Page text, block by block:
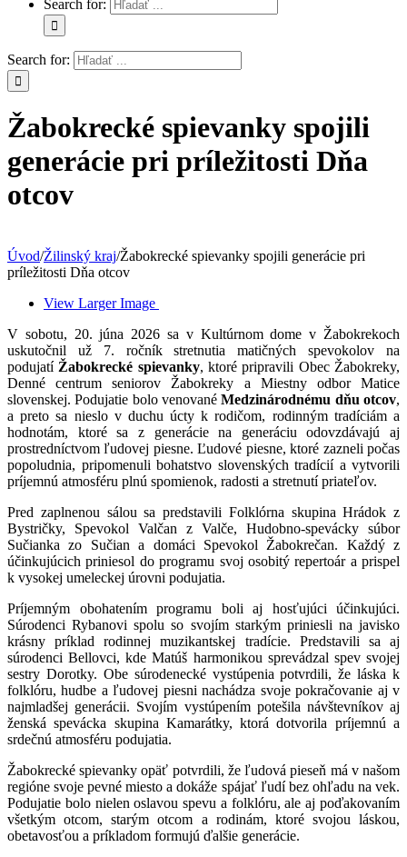
Search for:
Search for:
Žabokrecké spievanky spojili
generácie pri príležitosti Dňa
otcov
Úvod/Žilinský kraj/Žabokrecké spievanky spojili generácie pri
príležitosti Dňa otcov
View Larger Image
V sobotu, 20. júna 2026 sa v Kultúrnom dome v Žabokrekoch
uskutočnil už 7. ročník stretnutia matičných spevokolov na
podujatí Žabokrecké spievanky, ktoré pripravili Obec Žabokreky,
Denné centrum seniorov Žabokreky a Miestny odbor Matice
slovenskej. Podujatie bolo venovanéMedzinárodnému dňu otcov,
a preto sa nieslo v duchu úcty k rodičom, rodinným tradíciám a
hodnotám, ktoré sa z generácie na generáciu odovzdávajú aj
prostredníctvom ľudovej piesne. Ľudové piesne, ktoré zazneli počas
popoludnia, pripomenuli bohatstvo slovenských tradícií a vytvorili
príjemnú atmosféru plnú spomienok, radosti a stretnutí priateľov.
Pred zaplnenou sálou sa predstavili Folklórna skupina Hrádok z
Bystričky, Spevokol Valčan z Valče, Hudobno-spevácky súbor
Sučianka zo Sučian a domáci Spevokol Žabokrečan. Každý z
účinkujúcich priniesol do programu svoj osobitý repertoár a prispel
k vysokej umeleckej úrovni podujatia.
Príjemným obohatením programu boli aj hosťujúci účinkujúci.
Súrodenci Rybanovi spolu so svojím starkým priniesli na javisko
krásny príklad rodinnej muzikantskej tradície. Predstavili sa aj
súrodenci Bellovci, kde Matúš harmonikou sprevádzal spev svojej
sestry Dorotky. Obe súrodenecké vystúpenia potvrdili, že láska k
folklóru, hudbe a ľudovej piesni nachádza svoje pokračovanie aj v
najmladšej generácii. Svojím vystúpením potešila návštevníkov aj
ženská spevácka skupina Kamarátky, ktorá dotvorila príjemnú a
srdečnú atmosféru podujatia.
Žabokrecké spievanky opäť potvrdili, že ľudová pieseň má v našom
regióne svoje pevné miesto a dokáže spájať ľudí bez ohľadu na vek.
Podujatie bolo nielen oslavou spevu a folklóru, ale aj poďakovaním
všetkým otcom, starým otcom a rodinám, ktoré svojou láskou,
obetavosťou a príkladom formujú ďalšie generácie.